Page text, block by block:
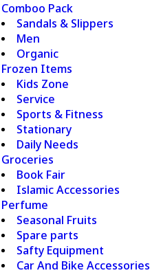
Comboo Pack
Sandals & Slippers
Men
Organic
Frozen Items
Kids Zone
Service
Sports & Fitness
Stationary
Daily Needs
Groceries
Book Fair
Islamic Accessories
Perfume
Seasonal Fruits
Spare parts
Safty Equipment
Car And Bike Accessories